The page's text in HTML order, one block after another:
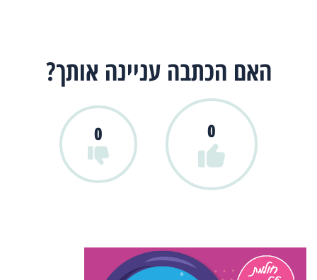
האם הכתבה עניינה אותך?
0
0